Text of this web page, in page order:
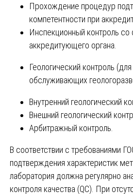
Прохождение процедур
компетентности при
Инспекционный контроль со
аккредитующего органа.
Геологический контроль
обслуживающих
Внутренний геологический
Внешний геологический
Арбитражный контроль.
В соответствии с требованиями
подтверждения характеристик
лаборатория должна регулярно
контроля качества (QC). При